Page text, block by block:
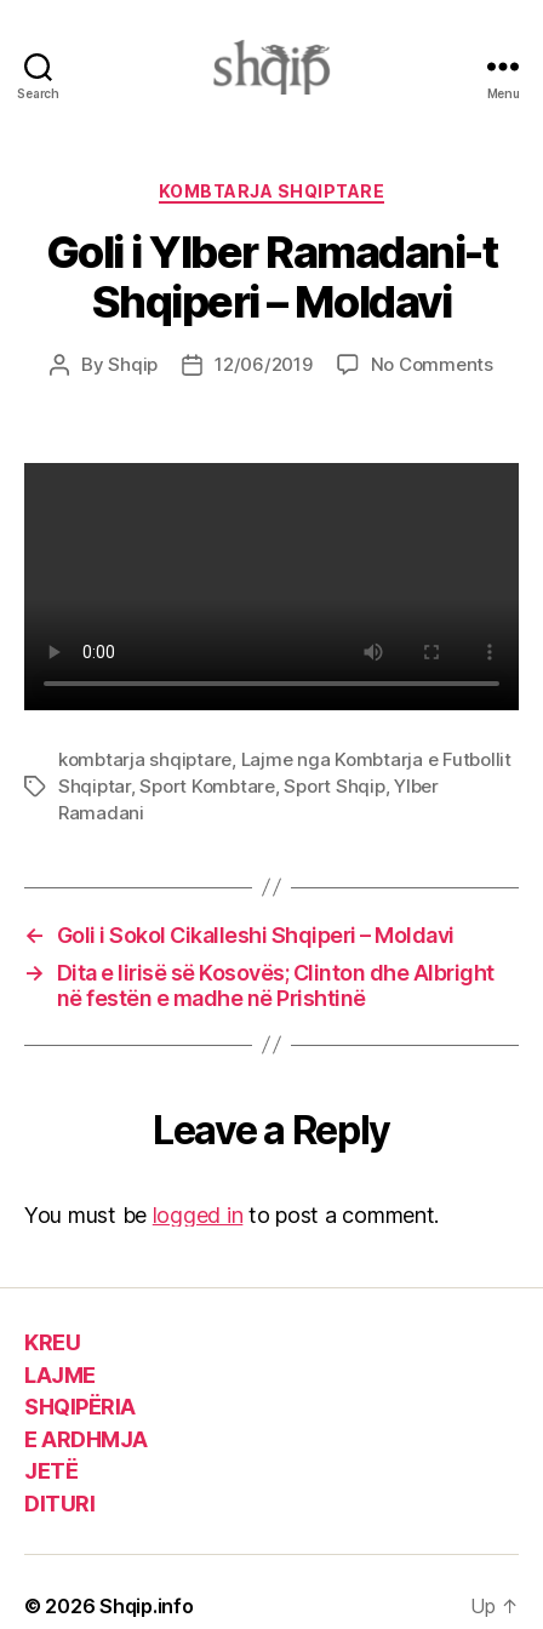
Search Menu
Categories
KOMBTARJA SHQIPTARE
Goli i Ylber Ramadani-t
Shqiperi – Moldavi
PostByShqip
Post12/06/2019 No Commentson
Tags
kombtarja shqiptare Lajme nga Kombtarja e Futbollit
Shqiptar,Sport Kombtare,Sport Shqip,Ylber
Ramadani
←
Goli i Sokol Cikalleshi Shqiperi – Moldavi
→
Dita e lirisë së Kosovës; Clinton dhe Albright
në festën e madhe në Prishtinë
Leave a Reply
You must be logged in to post a comment.
KREU
LAJME
SHQIPËRIA
E ARDHMJA
JETË
DITURI
© 2026Shqip.info Up ↑